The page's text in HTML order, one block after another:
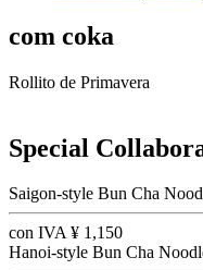
com coka
Rollito de Primavera
Special
Saigon-style Bun Cha
con IVA ¥ 1,150
Hanoi-style Bun Cha